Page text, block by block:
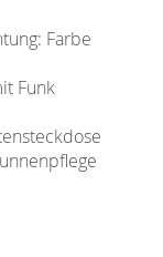
Farbe
Funk